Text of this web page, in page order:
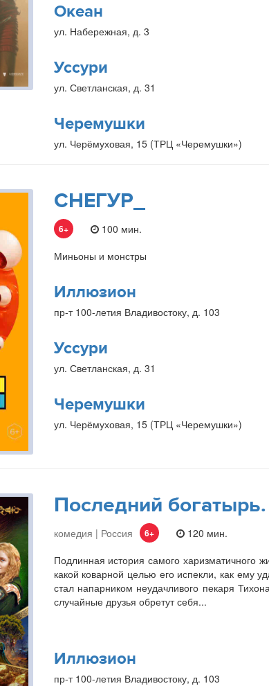
Океан
ул. Набережная, д. 3
Уссури
ул. Светланская, д. 31
Черемушки
ул. Черёмуховая, 15 (ТРЦ «Черемушки»)
СНЕГУР_
6+
100 мин.
Миньоны и монстры
Иллюзион
пр-т 100-летия Владивостоку, д. 103
Уссури
ул. Светланская, д. 31
Черемушки
ул. Черёмуховая, 15 (ТРЦ «Черемушки»)
Последний
комедия | Россия 6+
120 мин.
Подлинная история самого харизматичного
какой коварной целью его испекли, как ему
стал напарником неудачливого пекаря
случайные друзья обретут себя...
Иллюзион
пр-т 100-летия Владивостоку, д. 103